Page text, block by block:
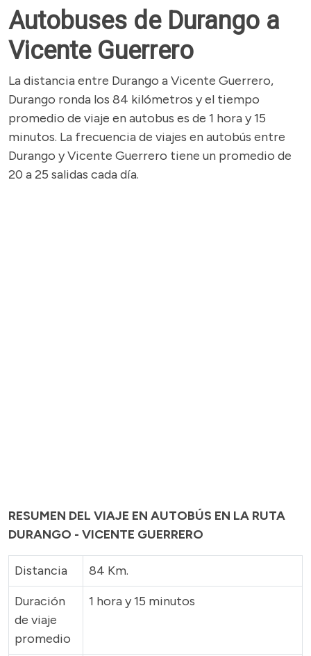
Autobuses de Durango a
Vicente Guerrero
La distancia entre Durango a Vicente Guerrero,
Durango ronda los 84 kilómetros y el tiempo
promedio de viaje en autobus es de 1 hora y 15
minutos. La frecuencia de viajes en autobús entre
Durango y Vicente Guerrero tiene un promedio de
20 a 25 salidas cada día.
RESUMEN DEL VIAJE EN AUTOBÚS EN LA RUTA
DURANGO - VICENTE GUERRERO
Distancia
84 Km.
Duración
de viaje
promedio
1 hora y 15 minutos